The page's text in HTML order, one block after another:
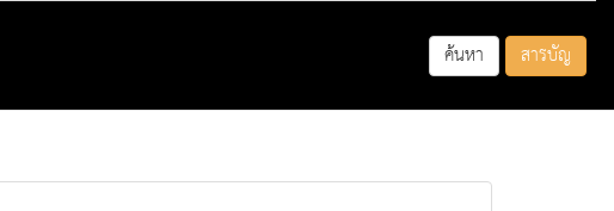
ค้นหา สารบัญ